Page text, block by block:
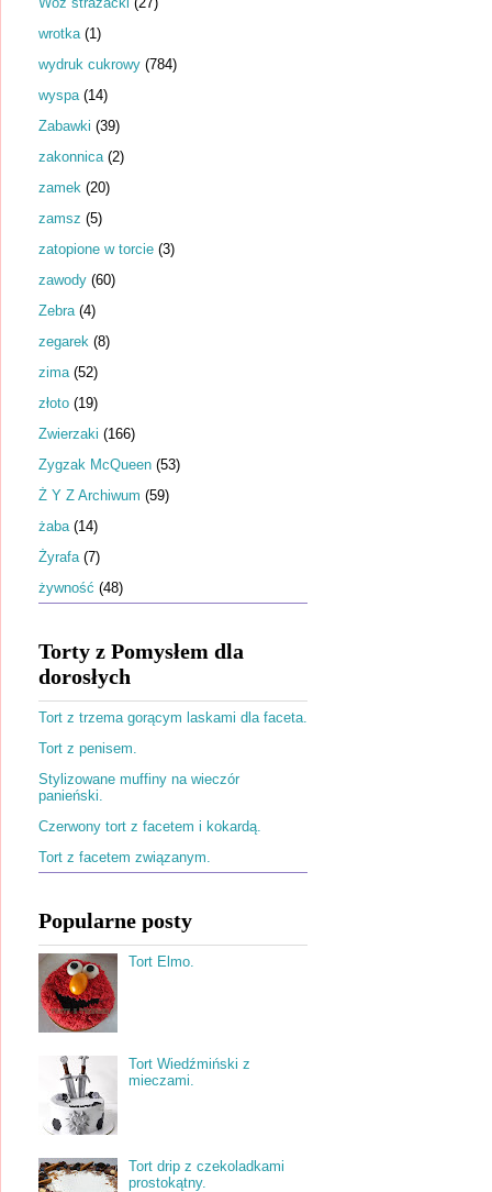
wrotka (1)
wydruk cukrowy (784)
wyspa (14)
Zabawki (39)
zakonnica (2)
zamek (20)
zamsz (5)
zatopione w torcie (3)
zawody (60)
Zebra (4)
zegarek (8)
zima (52)
złoto (19)
Zwierzaki (166)
Zygzak McQueen (53)
Ż Y Z Archiwum (59)
żaba (14)
Żyrafa (7)
żywność (48)
Torty z Pomysłem dla
dorosłych
Tort z trzema gorącym laskami dla faceta.
Tort z penisem.
Stylizowane muffiny na wieczór
panieński.
Czerwony tort z facetem i kokardą.
Tort z facetem związanym.
Popularne posty
Tort Elmo.
Tort Wiedźmiński z
mieczami.
Tort drip z czekoladkami
prostokątny.